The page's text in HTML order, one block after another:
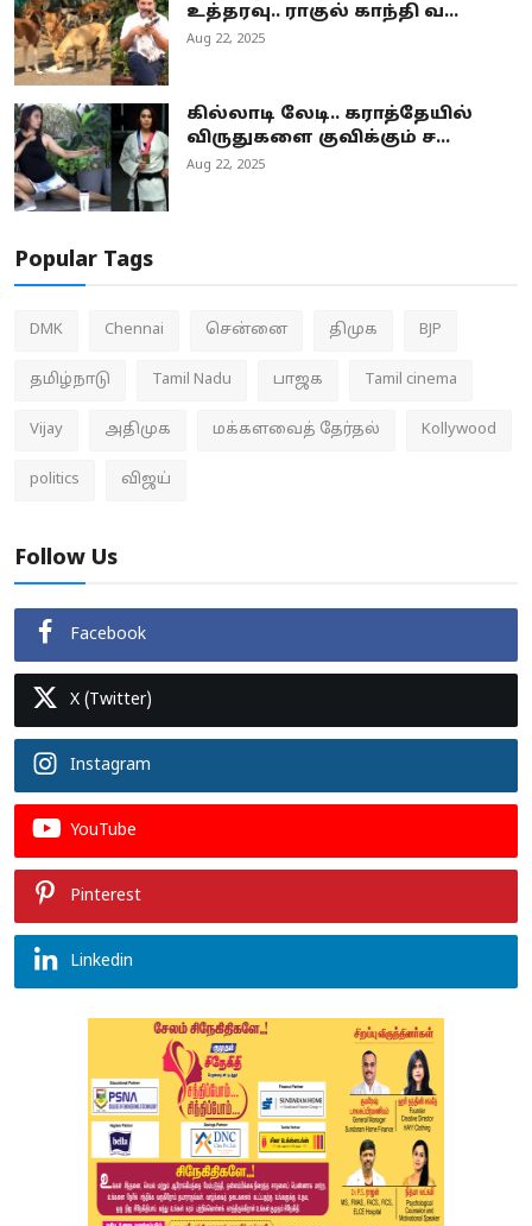
உத்தரவு.. ராகுல் காந்தி வ...
Aug 22, 2025
கில்லாடி லேடி.. கராத்தேயில்
விருதுகளை குவிக்கும் ச...
Aug 22, 2025
Popular Tags
DMK Chennai சென்னை திமுக BJP
தமிழ்நாடு Tamil Nadu பாஜக Tamil cinema
Vijay அதிமுக மக்களவைத் தேர்தல் Kollywood
politics விஜய்
Follow Us
Facebook
X (Twitter)
Instagram
YouTube
Pinterest
Linkedin